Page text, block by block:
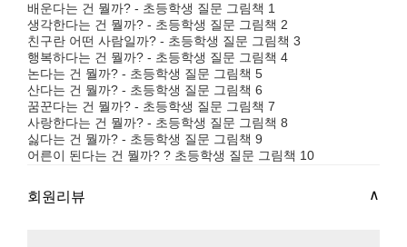
배운다는 건 뭘까? - 초등학생 질문 그림책 1
생각한다는 건 뭘까? - 초등학생 질문 그림책 2
친구란 어떤 사람일까? - 초등학생 질문 그림책 3
행복하다는 건 뭘까? - 초등학생 질문 그림책 4
논다는 건 뭘까? - 초등학생 질문 그림책 5
산다는 건 뭘까? - 초등학생 질문 그림책 6
꿈꾼다는 건 뭘까? - 초등학생 질문 그림책 7
사랑한다는 건 뭘까? - 초등학생 질문 그림책 8
싫다는 건 뭘까? - 초등학생 질문 그림책 9
어른이 된다는 건 뭘까? ? 초등학생 질문 그림책 10
회원리뷰